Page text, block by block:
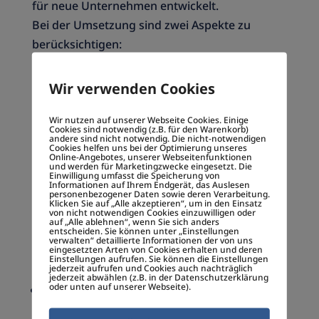
für neue Unternehmen entwickelt.
Bei der Umsetzung sind zwei Aspekte zu
berücksichtigen:
überwunden werden.
eingebunden werden.
Unsere Erfahrungen:
Allgemein sagt man – einen Rivalen zu
schlagen besteht darin ihn zu übertreffen oder
zu vernichten.Der Blaue-Ozean greift hier an
und macht die Konkurrenz irrelevant.
Beispiele:
Global stechen die Erfolge der Firmen Cirque
Du Soleil, Amazon, Google, Apple, Airbnb,
Wir verwenden Cookies
Wir nutzen auf unserer Webseite Cookies. Einige
Cookies sind notwendig (z.B. für den Warenkorb)
andere sind nicht notwendig. Die nicht-notwendigen
Cookies helfen uns bei der Optimierung unseres
Online-Angebotes, unserer Webseitenfunktionen
und werden für Marketingzwecke eingesetzt. Die
Einwilligung umfasst die Speicherung von
Informationen auf Ihrem Endgerät, das Auslesen
personenbezogener Daten sowie deren Verarbeitung.
Klicken Sie auf „Alle akzeptieren“, um in den Einsatz
von nicht notwendigen Cookies einzuwilligen oder
auf „Alle ablehnen“, wenn Sie sich anders
entscheiden. Sie können unter „Einstellungen
verwalten“ detaillierte Informationen der von uns
eingesetzten Arten von Cookies erhalten und deren
Einstellungen aufrufen. Sie können die Einstellungen
jederzeit aufrufen und Cookies auch nachträglich
jederzeit abwählen (z.B. in der Datenschutzerklärung
oder unten auf unserer Webseite).